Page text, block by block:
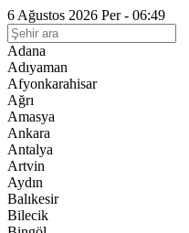
6 Ağustos 2026 Per - 06:49
Adana
Adıyaman
Afyonkarahisar
Ağrı
Amasya
Ankara
Antalya
Artvin
Aydın
Balıkesir
Bilecik